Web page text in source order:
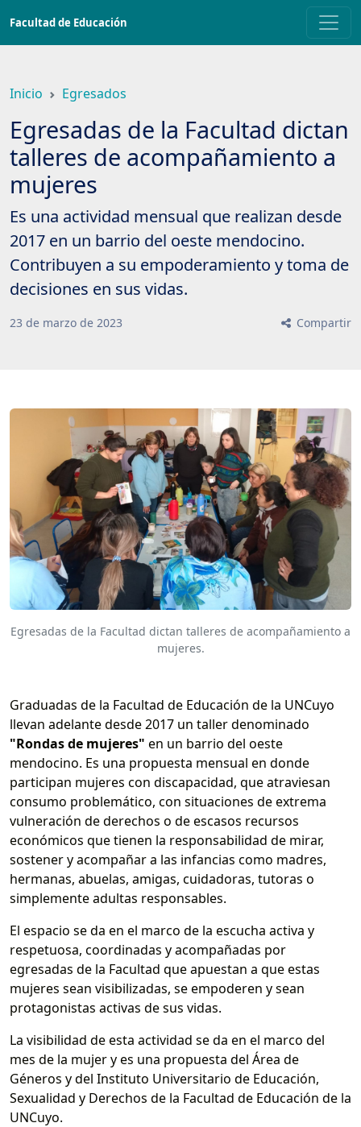
contenido
Facultad de Educación
Inicio Egresados
Egresadas de la Facultad dictan
talleres de acompañamiento a
mujeres
Es una actividad mensual que realizan desde
2017 en un barrio del oeste mendocino.
Contribuyen a su empoderamiento y toma de
decisiones en sus vidas.
23 de marzo de 2023 Compartir
Egresadas de la Facultad dictan talleres de acompañamiento a
mujeres.
Graduadas de la Facultad de Educación de la UNCuyo
llevan adelante desde 2017 un taller denominado
"Rondas de mujeres" en un barrio del oeste
mendocino. Es una propuesta mensual en donde
participan mujeres con discapacidad, que atraviesan
consumo problemático, con situaciones de extrema
vulneración de derechos o de escasos recursos
económicos que tienen la responsabilidad de mirar,
sostener y acompañar a las infancias como madres,
hermanas, abuelas, amigas, cuidadoras, tutoras o
simplemente adultas responsables.
El espacio se da en el marco de la escucha activa y
respetuosa, coordinadas y acompañadas por
egresadas de la Facultad que apuestan a que estas
mujeres sean visibilizadas, se empoderen y sean
protagonistas activas de sus vidas.
La visibilidad de esta actividad se da en el marco del
mes de la mujer y es una propuesta del Área de
Géneros y del Instituto Universitario de Educación,
Sexualidad y Derechos de la Facultad de Educación de la
UNCuyo.